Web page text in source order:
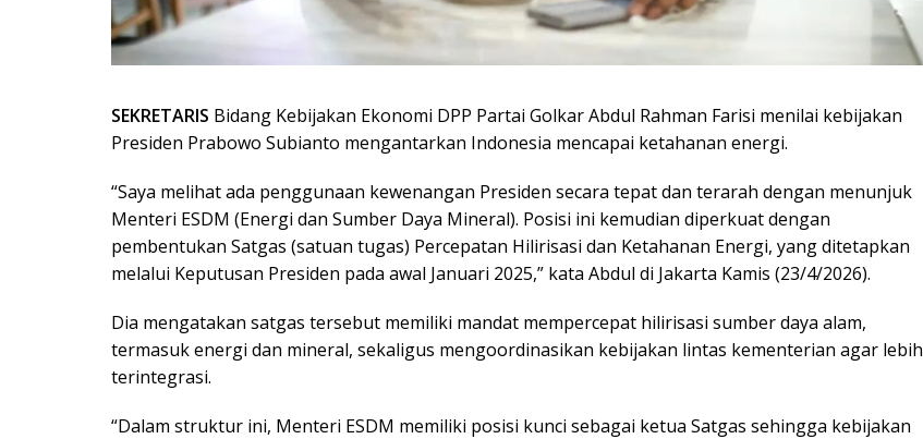
SEKRETARIS Bidang Kebijakan Ekonomi DPP Partai Golkar Abdul Rahman Farisi menilai kebijakan
Presiden Prabowo Subianto mengantarkan Indonesia mencapai ketahanan energi.
“Saya melihat ada penggunaan kewenangan Presiden secara tepat dan terarah dengan menunjuk
Menteri ESDM (Energi dan Sumber Daya Mineral). Posisi ini kemudian diperkuat dengan
pembentukan Satgas (satuan tugas) Percepatan Hilirisasi dan Ketahanan Energi, yang ditetapkan
melalui Keputusan Presiden pada awal Januari 2025,” kata Abdul di Jakarta Kamis (23/4/2026).
Dia mengatakan satgas tersebut memiliki mandat mempercepat hilirisasi sumber daya alam,
termasuk energi dan mineral, sekaligus mengoordinasikan kebijakan lintas kementerian agar lebih
terintegrasi.
“Dalam struktur ini, Menteri ESDM memiliki posisi kunci sebagai ketua Satgas sehingga kebijakan